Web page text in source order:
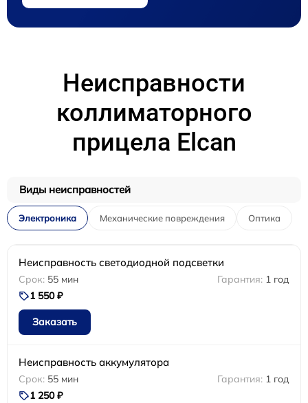
Неисправности
коллиматорного
прицела Elcan
Виды неисправностей
Электроника Механические повреждения Оптика
Неисправность светодиодной подсветки
55 мин
1 год
1 550 ₽
Заказать
Неисправность аккумулятора
55 мин
1 год
1 250 ₽